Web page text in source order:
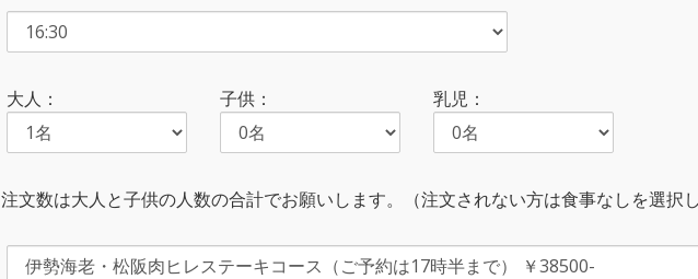
大人： 子供： 乳児：
注文数は大人と子供の人数の合計でお願いします。（注文されない方は食事なしを選択